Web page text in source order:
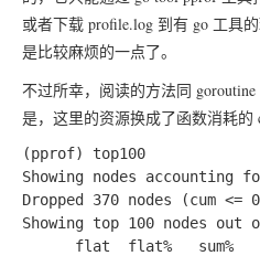
或者下载 profile.log 到有 go 工具
是比较麻烦的一点了。
不过所幸，阅读的方法同
是，这里的资源换成了函数消耗的
(pprof) top100
Showing nodes
Dropped 370 nodes (cum <=
Showing top 100 nodes out
flat  flat%   sum%